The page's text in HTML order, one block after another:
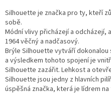
Silhouette je značka pro ty, kteří
sobě.
Módní vlivy přicházejí a odcházejí,
1964 věčný a nadčasový.
Brýle Silhouette vytváří
a výsledkem tohoto spojení je
Silhouette zazářit. Lehkost a
Silhouette jsou jedny z hlavních
úspěšná značka, která je lídrem